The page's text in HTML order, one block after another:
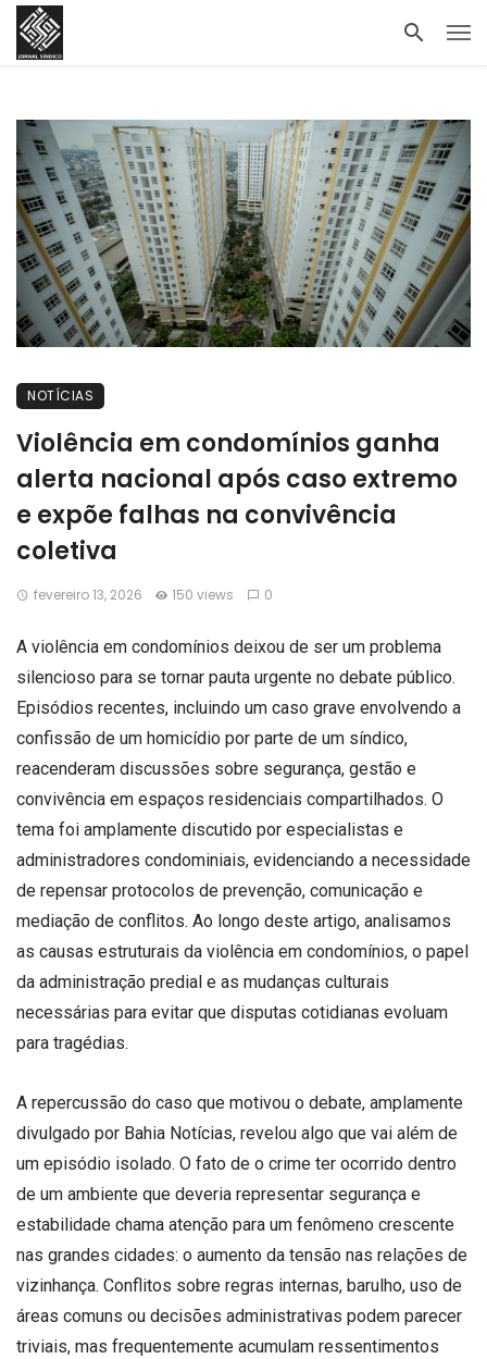
NOTÍCIAS
Violência em condomínios ganha
alerta nacional após caso extremo
e expõe falhas na convivência
coletiva
fevereiro 13, 2026 150 views 0
A violência em condomínios deixou de ser um problema
silencioso para se tornar pauta urgente no debate público.
Episódios recentes, incluindo um caso grave envolvendo a
confissão de um homicídio por parte de um síndico,
reacenderam discussões sobre segurança, gestão e
convivência em espaços residenciais compartilhados. O
tema foi amplamente discutido por especialistas e
administradores condominiais, evidenciando a necessidade
de repensar protocolos de prevenção, comunicação e
mediação de conflitos. Ao longo deste artigo, analisamos
as causas estruturais da violência em condomínios, o papel
da administração predial e as mudanças culturais
necessárias para evitar que disputas cotidianas evoluam
para tragédias.
A repercussão do caso que motivou o debate, amplamente
divulgado por Bahia Notícias, revelou algo que vai além de
um episódio isolado. O fato de o crime ter ocorrido dentro
de um ambiente que deveria representar segurança e
estabilidade chama atenção para um fenômeno crescente
nas grandes cidades: o aumento da tensão nas relações de
vizinhança. Conflitos sobre regras internas, barulho, uso de
áreas comuns ou decisões administrativas podem parecer
triviais, mas frequentemente acumulam ressentimentos